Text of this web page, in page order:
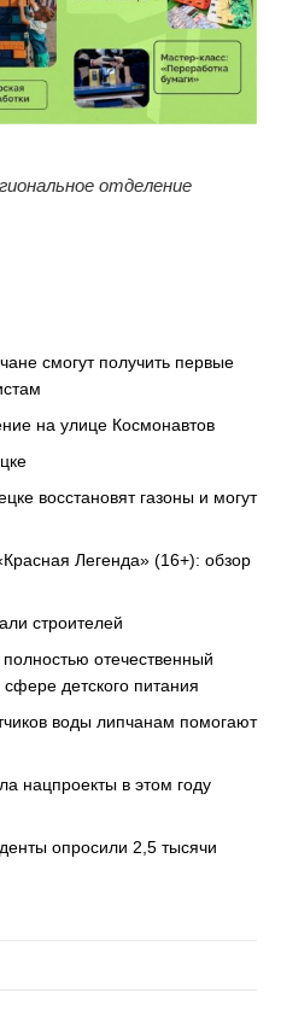
отделение
смогут получить первые
на улице Космонавтов
восстановят газоны и могут
Легенда» (16+): обзор
строителей
отечественный
детского питания
воды липчанам помогают
нацпроекты в этом году
опросили 2,5 тысячи